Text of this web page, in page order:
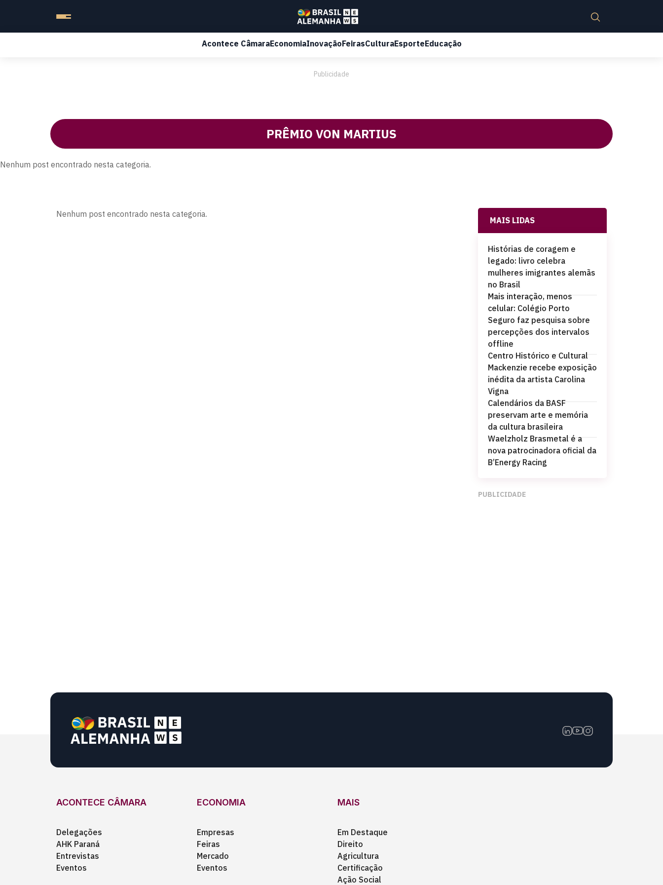
Acontece CâmaraEconomiaInovaçãoFeirasCulturaEsporteEducação
Publicidade
PRÊMIO VON MARTIUS
Nenhum post encontrado nesta categoria.
Nenhum post encontrado nesta categoria.
MAIS LIDAS
Histórias de coragem e
legado: livro celebra
mulheres imigrantes alemãs
no Brasil
Mais interação, menos
celular: Colégio Porto
Seguro faz pesquisa sobre
percepções dos intervalos
offline
Centro Histórico e Cultural
Mackenzie recebe exposição
inédita da artista Carolina
Vigna
Calendários da BASF
preservam arte e memória
da cultura brasileira
Waelzholz Brasmetal é a
nova patrocinadora oficial da
B’Energy Racing
PUBLICIDADE
ACONTECE CÂMARA
Delegações
AHK Paraná
Entrevistas
Eventos
ECONOMIA
Empresas
Feiras
Mercado
Eventos
MAIS
Em Destaque
Direito
Agricultura
Certificação
Ação Social